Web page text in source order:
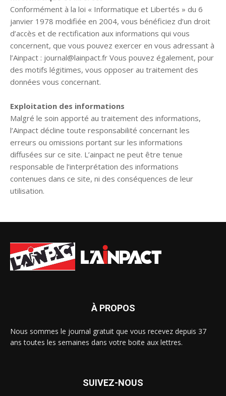
Conformément à la loi « Informatique et Libertés » du 6
janvier 1978 modifiée en 2004, vous bénéficiez d’un droit
d’accès et de rectification aux informations qui vous
concernent, que vous pouvez exercer en vous adressant à
l’Ainpact : journal@lainpact.fr Vous pouvez également, pour
des motifs légitimes, vous opposer au traitement des
données vous concernant.
Exploitation des informations
Malgré le soin apporté au traitement des informations,
l’Ainpact décline toute responsabilité concernant les
erreurs ou omissions portant sur les informations
diffusées sur ce site. L’ainpact ne peut être tenue
responsable de l’interprétation des informations
contenues dans ce site, ni des conséquences de leur
utilisation.
À PROPOS
Nous sommes le journal gratuit que vous recevez depuis 37
ans toutes les semaines dans votre boite aux lettres.
SUIVEZ-NOUS